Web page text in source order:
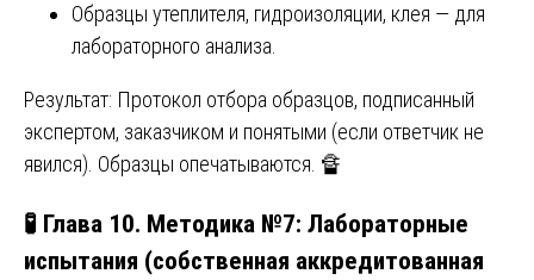
Образцы утеплителя, гидроизоляции, клея — для
лабораторного анализа.
Результат: Протокол отбора образцов, подписанный
экспертом, заказчиком и понятыми (если ответчик не
явился). Образцы опечатываются. 🔏
🧪 Глава 10. Методика №7: Лабораторные
испытания (собственная аккредитованная